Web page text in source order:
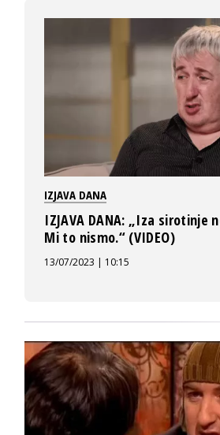
IZJAVA DANA
IZJAVA DANA: „Iza sirotinje
Mi to nismo.“ (VIDEO)
13/07/2023 | 10:15